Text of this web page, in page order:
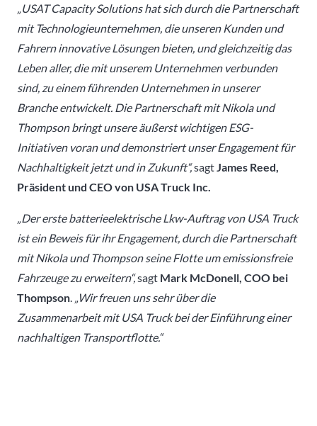
„USAT Capacity Solutions hat sich durch die Partnerschaft
mit Technologieunternehmen, die unseren Kunden und
Fahrern innovative Lösungen bieten, und gleichzeitig das
Leben aller, die mit unserem Unternehmen verbunden
sind, zu einem führenden Unternehmen in unserer
Branche entwickelt. Die Partnerschaft mit Nikola und
Thompson bringt unsere äußerst wichtigen ESG-
Initiativen voran und demonstriert unser Engagement für
Nachhaltigkeit jetzt und in Zukunft“,sagtJames Reed,
Präsident und CEO von USA Truck Inc.
„Der erste batterieelektrische Lkw-Auftrag von USA Truck
ist ein Beweis für ihr Engagement, durch die Partnerschaft
mit Nikola und Thompson seine Flotte um emissionsfreie
Fahrzeuge zu erweitern“,sagt Mark McDonell, COO bei
Thompson. „Wir freuen uns sehr über die
Zusammenarbeit mit USA Truck bei der Einführung einer
nachhaltigen Transportflotte.“